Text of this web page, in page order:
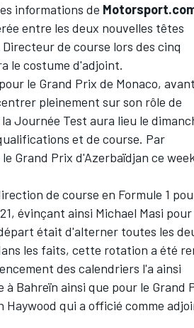
informations de
entre les deux nouvelles têtes
de course lors des cinq
le costume d'adjoint.
le Grand Prix de Monaco,
pleinement sur son rôle de
Journée Test aura lieu le
et de course. Par
Grand Prix d'Azerbaïdjan ce
de course en Formule 1
évinçant ainsi Michael Masi pour
était d'alterner toutes les
les faits, cette rotation a été
des calendriers l'a ainsi
Bahreïn ainsi que pour le Grand
Haywood qui a officié comme